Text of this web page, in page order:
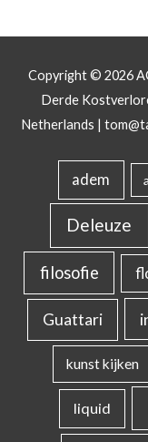
Copyright © 2026
Derde
Netherlands |
adem
Deleuze
filosofie
Guattari
kunst kijken
liquid